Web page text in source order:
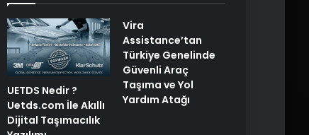
UETDS Nedir ?
Uetds.com İle Akıllı
Dijital Taşımacılık
Vira
Assistance’tan
Türkiye Genelinde
Güvenli Araç
Taşıma ve Yol
Yardım Atağı